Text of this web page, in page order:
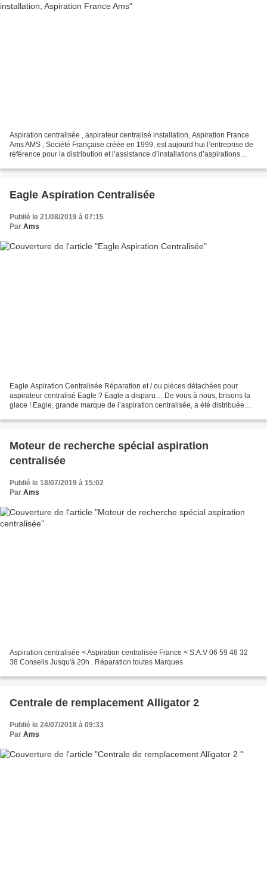
Aspiration centralisée , aspirateur centralisé installation, Aspiration France
Ams AMS , Société Française créée en 1999, est aujourd’hui l’entreprise de
référence pour la distribution et l’assistance d’installations d’aspirations
Eagle Aspiration Centralisée
Publié le 21/08/2019 à 07:15
Par Ams
Eagle Aspiration Centralisée Réparation et / ou pièces détachées pour
aspirateur centralisé Eagle ? Eagle a disparu… De vous à nous, brisons la
glace ! Eagle, grande marque de l’aspiration centralisée, a été distribuée
Moteur de recherche spécial aspiration
centralisée
Publié le 18/07/2019 à 15:02
Par Ams
Aspiration centralisée < Aspiration centralisée France < S.A.V 06 59 48 32
38 Conseils Jusqu'à 20h . Réparation toutes Marques
Centrale de remplacement Alligator 2
Publié le 24/07/2018 à 09:33
Par Ams